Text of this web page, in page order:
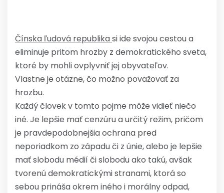
Čínska ľudová republikasi ide svojou cestou a
eliminuje pritom hrozby z demokratického sveta,
ktoré by mohli ovplyvniť jej obyvateľov.
Vlastne je otázne, čo možno považovať za
hrozbu.
Každý človek v tomto pojme môže vidieť niečo
iné. Je lepšie mať cenzúru a určitý režim, pričom
je pravdepodobnejšia ochrana pred
neporiadkom zo západu či z únie, alebo je lepšie
mať slobodu médií či slobodu ako takú, avšak
tvorenú demokratickými stranami, ktorá so
sebou prináša okrem iného i morálny odpad,